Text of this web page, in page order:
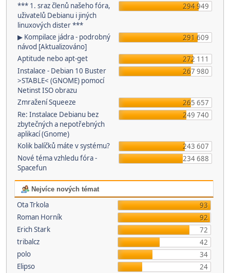
*** 1. sraz členů našeho fóra,
uživatelů Debianu i jiných
linuxových dister ***
294 949
▶ Kompilace jádra - podrobný
návod [Aktualizováno]
291 609
Aptitude nebo apt-get
272 111
Instalace - Debian 10 Buster
>STABLE< (GNOME) pomocí
Netinst ISO obrazu
267 980
Zmražení Squeeze
265 657
Re: Instalace Debianu bez
zbytečných a nepotřebných
aplikací (Gnome)
249 740
Kolik balíčků máte v systému?
243 607
Nové téma vzhledu fóra -
Spacefun
234 688
Nejvíce nových témat
Ota Trkola
93
Roman Horník
92
Erich Stark
72
tribalcz
42
polo
34
Elipso
24